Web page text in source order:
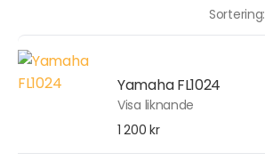
Sortering:
Yamaha FL1024
Visa liknande
1 200 kr